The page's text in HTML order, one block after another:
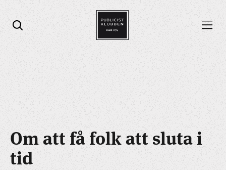
Öppna sök
Öppna menyn
Om att få folk att sluta i
tid